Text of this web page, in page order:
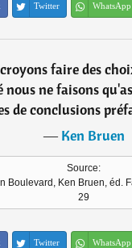
Twitter WhatsApp
faire des
nous ne faisons
de conclusions
―Ken Bruen
Source:
Boulevard, Ken Bruen, éd.
29
Twitter WhatsApp